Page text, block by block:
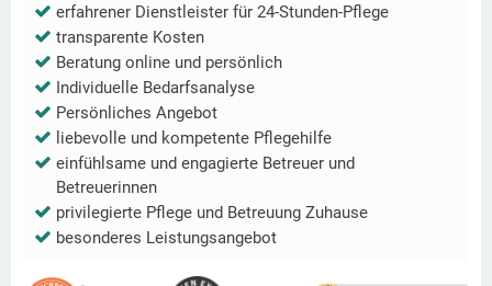
erfahrener Dienstleister für 24-Stunden-Pflege
transparente Kosten
Beratung online und persönlich
Individuelle Bedarfsanalyse
Persönliches Angebot
liebevolle und kompetente Pflegehilfe
einfühlsame und engagierte Betreuer und
Betreuerinnen
privilegierte Pflege und Betreuung Zuhause
besonderes Leistungsangebot